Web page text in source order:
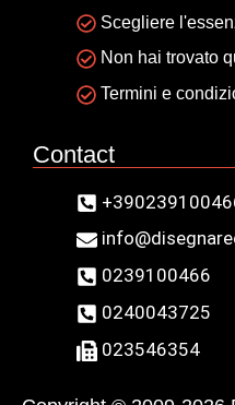
Scegliere
Non hai trovato
Termini e
Contact
0239100466
0240043725
023546354